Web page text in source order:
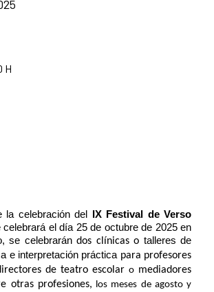
la celebración del
IX Festival de Verso
celebrará el día 25 de octubre de 2025 en
se celebrarándos clínicas o talleres de
e interpretación prácticapara profesores
de teatro escolar omediadores
otras profesiones, los meses de agosto y
H